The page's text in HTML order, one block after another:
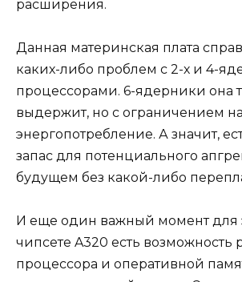
расширения.
Данная материнская плата
каких-либо проблем с 2-х и 4-
процессорами. 6-ядерники она
выдержит, но с ограничением на
энергопотребление. А значит,
запас для потенциального
будущем без какой-либо
И еще один важный момент для
чипсете A320 есть возможность
процессора и оперативной